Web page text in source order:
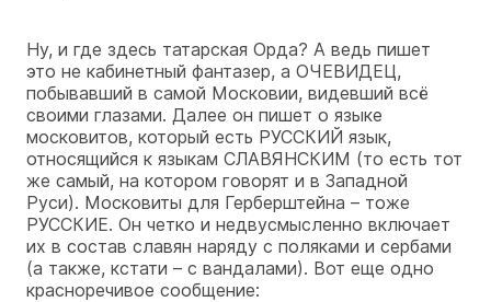
Ну, и где здесь татарская Орда? А ведь пишет
это не кабинетный фантазер, а ОЧЕВИДЕЦ,
побывавший в самой Московии, видевший всё
своими глазами. Далее он пишет о языке
московитов, который есть РУССКИЙ язык,
относящийся к языкам СЛАВЯНСКИМ (то есть тот
же самый, на котором говорят и в Западной
Руси). Московиты для Герберштейна – тоже
РУССКИЕ. Он четко и недвусмысленно включает
их в состав славян наряду с поляками и сербами
(а также, кстати – с вандалами). Вот еще одно
красноречивое сообщение: